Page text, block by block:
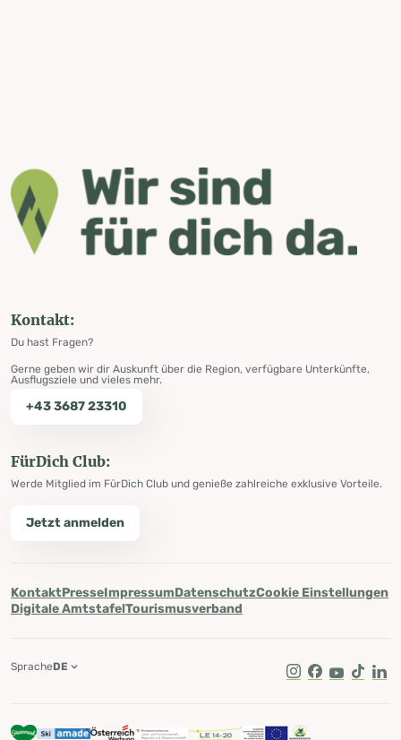
Kontakt:
Du hast Fragen?
Gerne geben wir dir Auskunft über die Region, verfügbare Unterkünfte,
Ausflugsziele und vieles mehr.
+43 3687 23310
FürDich Club:
Werde Mitglied im FürDich Club und genieße zahlreiche exklusive Vorteile.
Jetzt anmelden
KontaktPresseImpressumDatenschutzCookie Einstellungen
Digitale AmtstafelTourismusverband
Instagram
Facebook
Youtube
Tik Tok
SpracheDE